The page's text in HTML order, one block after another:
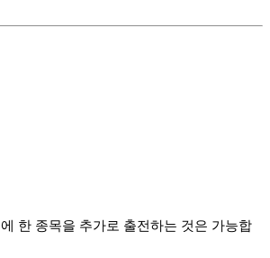
한 종목을 추가로 출전하는 것은 가능합